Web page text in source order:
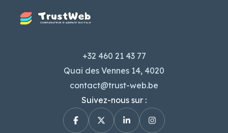
+32 460 21 43 77
Quai des Vennes 14, 4020
contact@trust-web.be
Suivez-nous sur :